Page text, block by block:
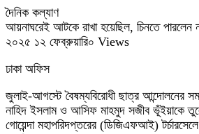
দৈনিক কল্যাণ
আয়নাঘরেই আটকে রাখা হয়েছিল, চিনতে
২০২৫ ১২ ফেব্রুয়ারি০ Views
ঢাকা অফিস
জুলাই-আগস্টে বৈষম্যবিরোধী ছাত্র আন্দোলনের
নাহিদ ইসলাম ও আসিফ মাহমুদ সজীব ভূঁইয়াকে
গোয়েন্দা মহাপরিদপ্তরের (ডিজিএফআই)